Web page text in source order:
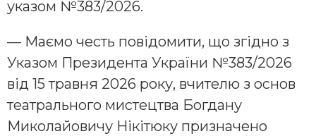
указом №383/2026.
— Маємо честь повідомити, що згідно з
Указом Президента України №383/2026
від 15 травня 2026 року, вчителю з основ
театрального мистецтва Богдану
Миколайовичу Нікітюку призначено